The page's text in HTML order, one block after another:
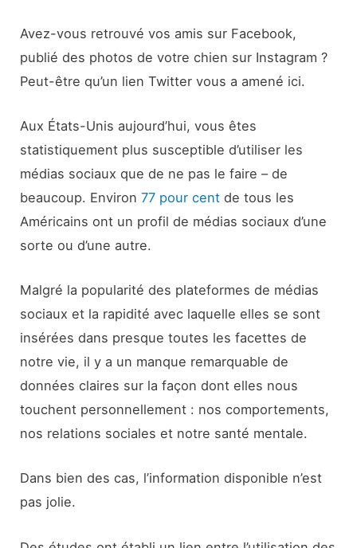
Avez-vous retrouvé vos amis sur Facebook,
publié des photos de votre chien sur Instagram ?
Peut-être qu’un lien Twitter vous a amené ici.
Aux États-Unis aujourd’hui, vous êtes
statistiquement plus susceptible d’utiliser les
médias sociaux que de ne pas le faire – de
beaucoup. Environ77 pour cent de tous les
Américains ont un profil de médias sociaux d’une
sorte ou d’une autre.
Malgré la popularité des plateformes de médias
sociaux et la rapidité avec laquelle elles se sont
insérées dans presque toutes les facettes de
notre vie, il y a un manque remarquable de
données claires sur la façon dont elles nous
touchent personnellement : nos comportements,
nos relations sociales et notre santé mentale.
Dans bien des cas, l’information disponible n’est
pas jolie.